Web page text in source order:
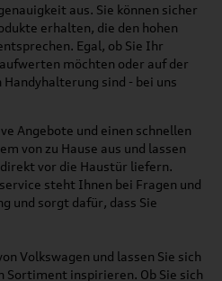
aus. Sie können sicher
erhalten, die den hohen
Egal, ob Sie Ihr
möchten oder auf der
Handyhalterung sind - bei uns
Angebote und einen schnellen
von zu Hause aus und lassen
vor die Haustür liefern.
steht Ihnen bei Fragen und
und sorgt dafür, dass Sie
Volkswagen und lassen Sie sich
Sortiment inspirieren. Ob Sie sich